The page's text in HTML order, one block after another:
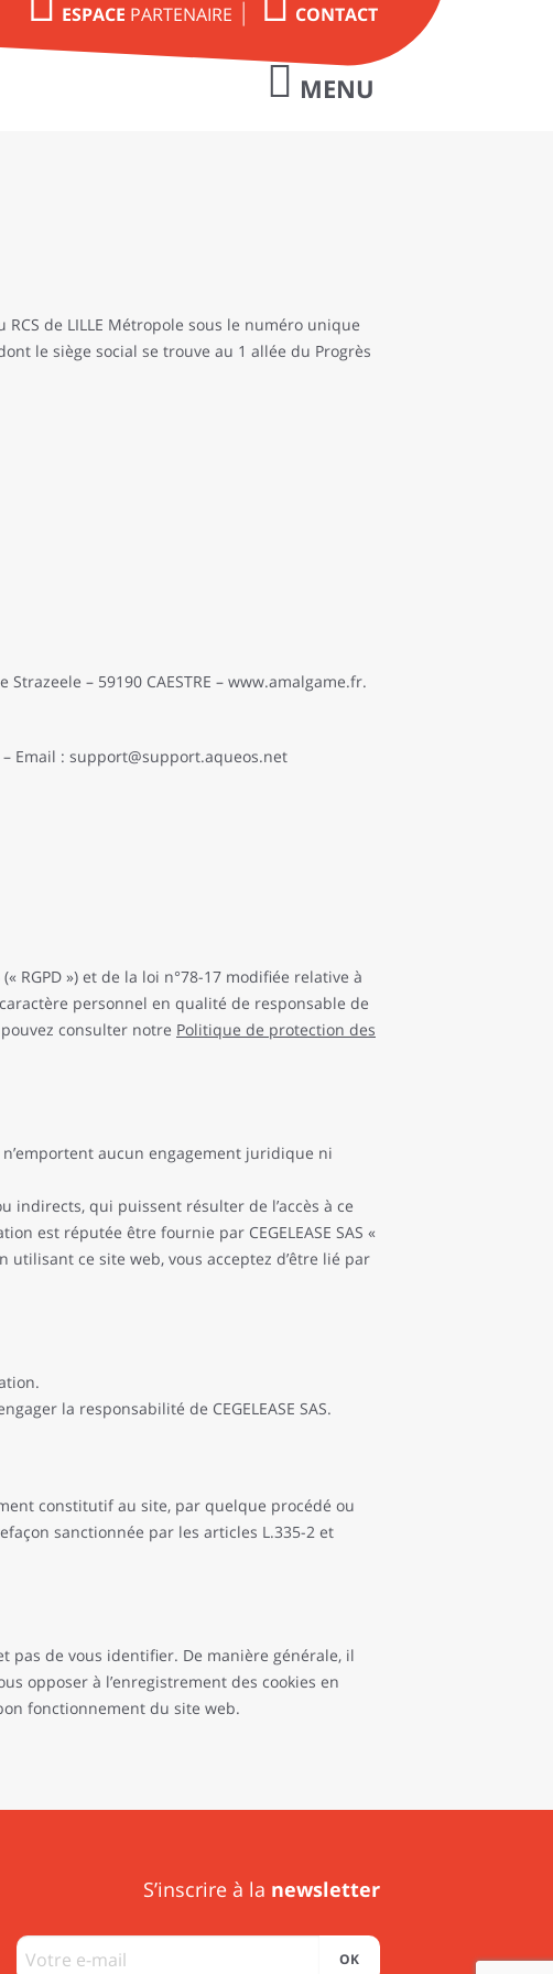
ESPACE PARTENAIRE CONTACT
MENU
Financer avec
RCS de LILLE Métropole sous le numéro unique
le siège social se trouve au 1 allée du Progrès
– 59190 CAESTRE – www.amalgame.fr.
– Email : support@support.aqueos.net
RGPD ») et de la loi n°78-17 modifiée relative à
personnel en qualité de responsable de
consulter notre Politique de protection des
aucun engagement juridique ni
indirects, qui puissent résulter de l’accès à ce
est réputée être fournie par CEGELEASE SAS «
utilisant ce site web, vous acceptez d’être lié par
la responsabilité de CEGELEASE SAS.
constitutif au site, par quelque procédé ou
sanctionnée par les articles L.335-2 et
pas de vous identifier. De manière générale, il
opposer à l’enregistrement des cookies en
fonctionnement du site web.
S’inscrire à la newsletter
OK